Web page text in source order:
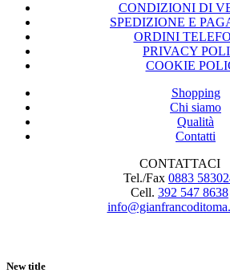
CONDIZIONI DI
SPEDIZIONE E
ORDINI
PRIVACY
COOKIE
Shopping
Chi siamo
Qualità
Contatti
CONTATTACI
Tel./Fax 0883
Cell. 392 547 8638
New title